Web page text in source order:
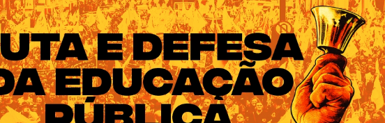
Estado do Rio Grande do Sul